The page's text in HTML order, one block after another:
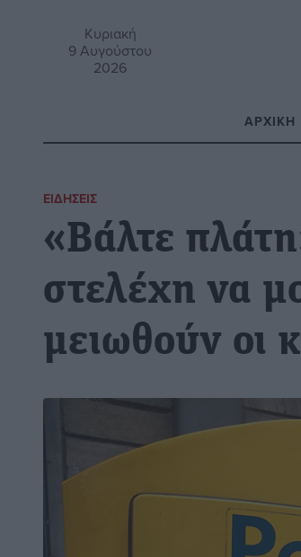
Κυριακή
9 Αυγούστου
2026
ΑΡΧΙΚΉ
ΕΙΔΉΣΕΙΣ
«Βάλτε
στελέχη να
μειωθούν οι